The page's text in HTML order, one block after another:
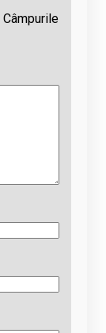
Câmpurile